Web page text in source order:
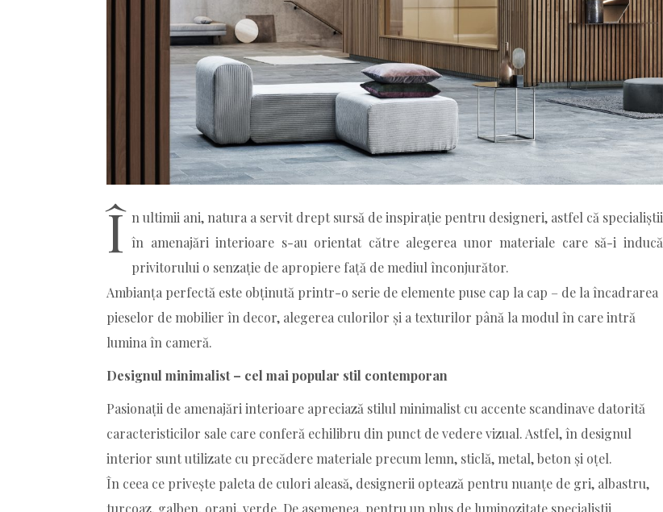
Î n ultimii ani, natura a servit drept sursă de inspirație pentru designeri, astfel că specialiștii
în amenajări interioare s-au orientat către alegerea unor materiale care să-i inducă
privitorului o senzație de apropiere față de mediul înconjurător.
Ambianța perfectă este obținută printr-o serie de elemente puse cap la cap – de la încadrarea
pieselor de mobilier în decor, alegerea culorilor și a texturilor până la modul în care intră
lumina în cameră.
Designul minimalist – cel mai popular stil contemporan
Pasionații de amenajări interioare apreciază stilul minimalist cu accente scandinave datorită
caracteristicilor sale care conferă echilibru din punct de vedere vizual. Astfel, în designul
interior sunt utilizate cu precădere materiale precum lemn, sticlă, metal, beton și oțel.
În ceea ce privește paleta de culori aleasă, designerii optează pentru nuanțe de gri, albastru,
turcoaz, galben, oranj, verde. De asemenea, pentru un plus de luminozitate specialiștii